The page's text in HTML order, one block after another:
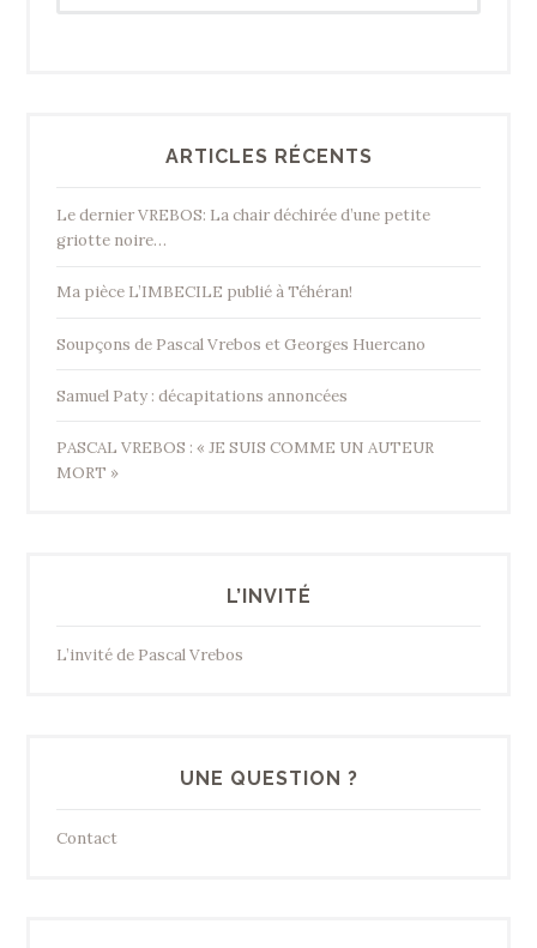
ARTICLES RÉCENTS
Le dernier VREBOS: La chair déchirée d’une petite
griotte noire…
Ma pièce L’IMBECILE publié à Téhéran!
Soupçons de Pascal Vrebos et Georges Huercano
Samuel Paty : décapitations annoncées
PASCAL VREBOS : « JE SUIS COMME UN AUTEUR
MORT »
L’INVITÉ
L’invité de Pascal Vrebos
UNE QUESTION ?
Contact